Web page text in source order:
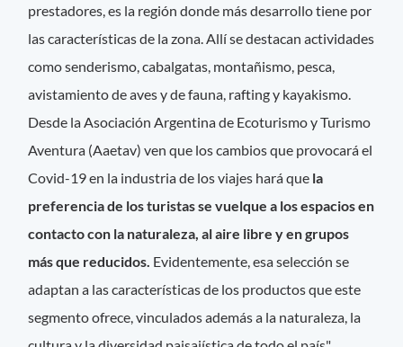
prestadores, es la región donde más desarrollo tiene por
las características de la zona. Allí se destacan actividades
como senderismo, cabalgatas, montañismo, pesca,
avistamiento de aves y de fauna, rafting y kayakismo.
Desde la Asociación Argentina de Ecoturismo y Turismo
Aventura (Aaetav) ven que los cambios que provocará el
Covid-19 en la industria de los viajes hará que la
preferencia de los turistas se vuelque a los espacios en
contacto con la naturaleza, al aire libre y en grupos
más que reducidos. Evidentemente, esa selección se
adaptan a las características de los productos que este
segmento ofrece, vinculados además a la naturaleza, la